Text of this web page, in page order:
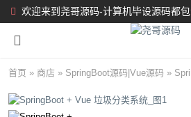
欢迎来到尧哥源码-计算机毕设源码都
试都完整可运行！！！
首页 » 商店 » SpringBoot源码 Vue源码 »